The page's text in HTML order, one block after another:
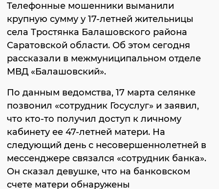
Телефонные мошенники выманили
крупную сумму у 17-летней жительницы
села Тростянка Балашовского района
Саратовской области. Об этом сегодня
рассказали в межмуниципальном отделе
МВД «Балашовский».
По данным ведомства, 17 марта селянке
позвонил «сотрудник Госуслуг» и заявил,
что кто-то получил доступ к личному
кабинету ее 47-летней матери. На
следующий день с несовершеннолетней в
мессенджере связался «сотрудник банка».
Он сказал девушке, что на банковском
счете матери обнаружены